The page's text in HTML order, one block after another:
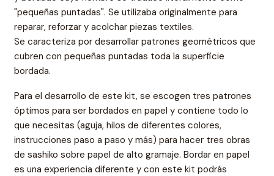
"pequeñas puntadas". Se utilizaba originalmente para
reparar, reforzar y acolchar piezas textiles.
Se caracteriza por desarrollar patrones geométricos que
cubren con pequeñas puntadas toda la superficie
bordada.
Para el desarrollo de este kit, se escogen tres patrones
óptimos para ser bordados en papel y contiene todo lo
que necesitas (aguja, hilos de diferentes colores,
instrucciones paso a paso y más) para hacer tres obras
de sashiko sobre papel de alto gramaje. Bordar en papel
es una experiencia diferente y con este kit podrás